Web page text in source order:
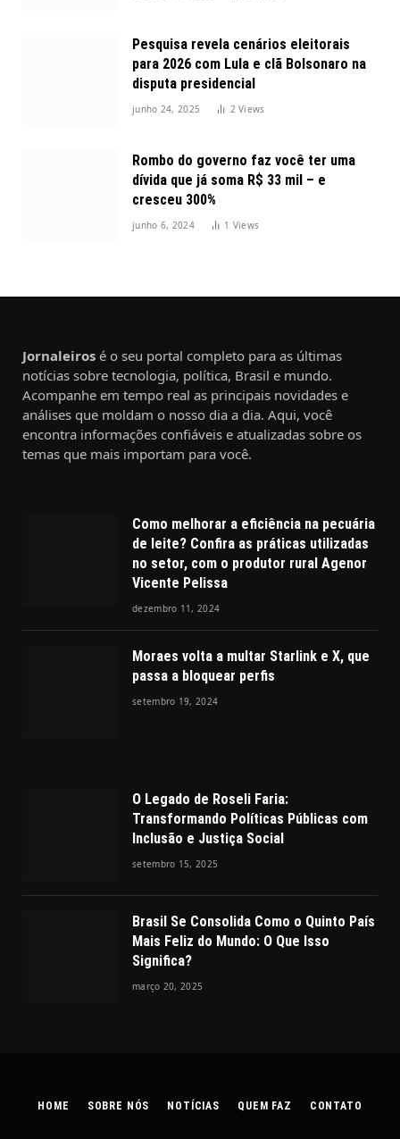
Pesquisa revela cenários eleitorais
para 2026 com Lula e clã Bolsonaro na
disputa presidencial
junho 24, 2025 2Views
Rombo do governo faz você ter uma
dívida que já soma R$ 33 mil – e
cresceu 300%
junho 6, 2024 1 Views
Jornaleiros é o seu portal completo para as últimas
notícias sobre tecnologia, política, Brasil e mundo.
Acompanhe em tempo real as principais novidades e
análises que moldam o nosso dia a dia. Aqui, você
encontra informações confiáveis e atualizadas sobre os
temas que mais importam para você.
Como melhorar a eficiência na pecuária
de leite? Confira as práticas utilizadas
no setor, com o produtor rural Agenor
Vicente Pelissa
dezembro 11, 2024
Moraes volta a multar Starlink e X, que
passa a bloquear perfis
setembro 19, 2024
O Legado de Roseli Faria:
Transformando Políticas Públicas com
Inclusão e Justiça Social
setembro 15, 2025
Brasil Se Consolida Como o Quinto País
Mais Feliz do Mundo: O Que Isso
Significa?
março 20, 2025
HOME SOBRE NÓS NOTÍCIAS QUEM FAZ CONTATO